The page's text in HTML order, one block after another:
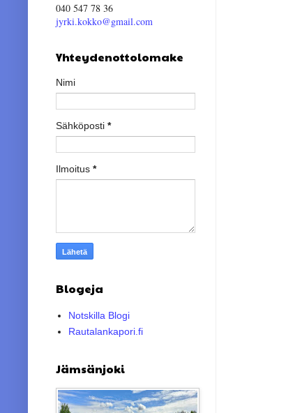
040 547 78 36
jyrki.kokko@gmail.com
Yhteydenottolomake
Nimi
Sähköposti *
Ilmoitus *
Blogeja
Notskilla Blogi
Rautalankapori.fi
Jämsänjoki